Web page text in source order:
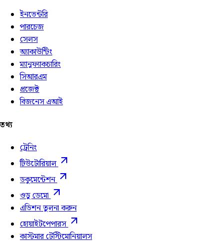
ইনভেন্টরি
পারচেজ
সেলস
অ্যাকাউন্টিং
ম্যানুফ্যাকচারিং
সিআরএম
প্রজেক্ট
বিজনেস এআই
তথ্য
ট্রেনিং
টিউটোরিয়াল
ডকুমেন্টেশন
ওডু ডেমো
এডিশন তুলনা করুন
হোয়াইটপেপারস
কাস্টমার টেস্টিমোনিয়ালস